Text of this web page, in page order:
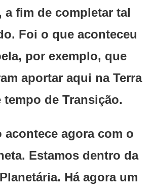
a fim de completar tal
Foi o que aconteceu
por exemplo, que
aportar aqui na Terra
tempo de Transição.
acontece agora com o
Estamos dentro da
Há agora um